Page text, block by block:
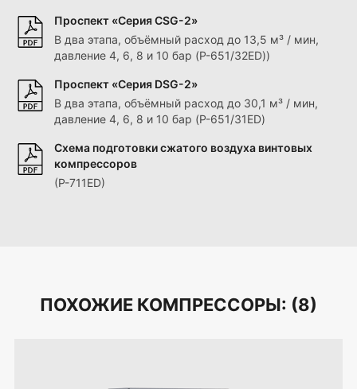
Проспект «Серия CSG-2»
В два этапа, объёмный расход до 13,5 м³ / мин,
давление 4, 6, 8 и 10 бар (P-651/32ED))
Проспект «Серия DSG-2»
В два этапа, объёмный расход до 30,1 м³ / мин,
давление 4, 6, 8 и 10 бар (P-651/31ED)
Схема подготовки сжатого воздуха винтовых
компрессоров
(P-711ED)
ПОХОЖИЕ КОМПРЕССОРЫ: (8)